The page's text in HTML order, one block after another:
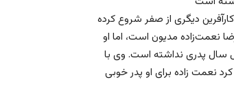
دیگری از صفر شروع کرده‌
نعمت‌زاده مدیون است، اما او
سال پدری نداشته است. وی با
نعمت زاده برای او پدر خوبی